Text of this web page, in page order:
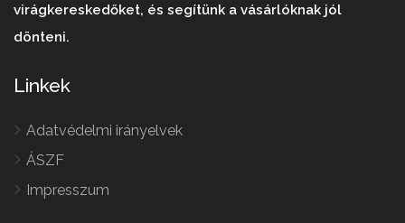
virágkereskedőket, és segítünk a vásárlóknak jól
dönteni.
Linkek
Adatvédelmi irányelvek
ÁSZF
Impresszum